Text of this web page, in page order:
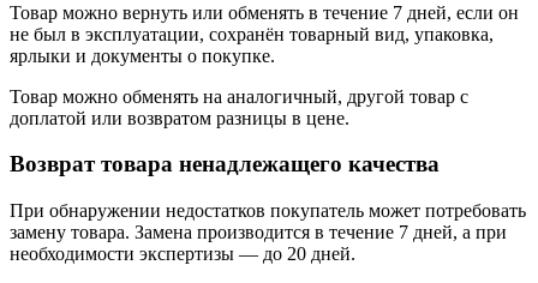
Товар можно вернуть или обменять в течение 7 дней, если он
не был в эксплуатации, сохранён товарный вид, упаковка,
ярлыки и документы о покупке.
Товар можно обменять на аналогичный, другой товар с
доплатой или возвратом разницы в цене.
Возврат товара ненадлежащего качества
При обнаружении недостатков покупатель может потребовать
замену товара. Замена производится в течение 7 дней, а при
необходимости экспертизы — до 20 дней.